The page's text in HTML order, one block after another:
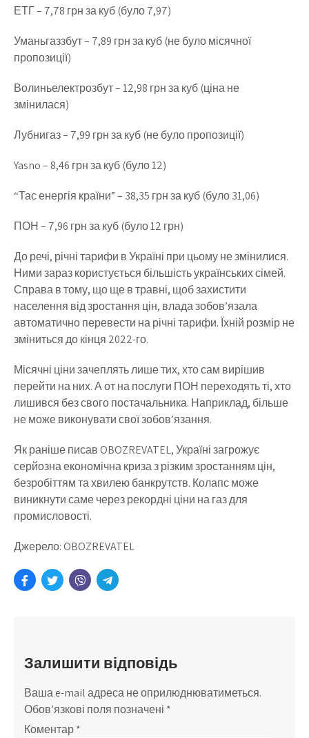
ЕТГ – 7,78 грн за куб (було 7,97)
Уманьгаззбут – 7,89 грн за куб (не було місячної
пропозиції)
Волиньелектрозбут – 12,98 грн за куб (ціна не
змінилася)
Лубнигаз – 7,99 грн за куб (не було пропозиції)
Yasno – 8,46 грн за куб (було 12)
“Тас енергія країни” – 38,35 грн за куб (було 31,06)
ПОН – 7,96 грн за куб (було 12 грн)
До речі, річні тарифи в Україні при цьому не змінилися.
Ними зараз користується більшість українських сімей.
Справа в тому, що ще в травні, щоб захистити
населення від зростання цін, влада зобов’язала
автоматично перевести на річні тарифи. Їхній розмір не
зміниться до кінця 2022-го.
Місячні ціни зачеплять лише тих, хто сам вирішив
перейти на них. А от на послуги ПОН переходять ті, хто
лишився без свого постачальника. Наприклад, більше
не може виконувати свої зобов’язання.
Як раніше писав OBOZREVATEL, Україні загрожує
серйозна економічна криза з різким зростанням цін,
безробіттям та хвилею банкрутств. Колапс може
виникнути саме через рекордні ціни на газ для
промисловості.
Джерело: OBOZREVATEL
Залишити відповідь
Ваша e-mail адреса не оприлюднюватиметься.
Обов’язкові поля позначені *
Коментар*